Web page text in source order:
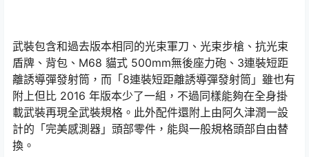
武裝包含和過去版本相同的光束軍刀、光束步槍、抗光束
盾牌、背包、M68 貓式 500mm無後座力砲、3連裝短距
離誘導彈發射筒，而「8連裝短距離誘導彈發射筒」雖也有
附上但比 2016 年版本少了一組，不過同樣能夠在全身掛
載武裝再現全武裝規格。此外配件還附上由阿久津潤一設
計的「完美感測器」頭部零件，能與一般規格頭部自由替
換。